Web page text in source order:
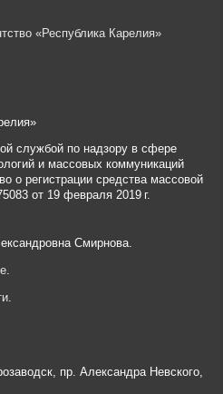
«Республика Карелия»
службой по надзору в сфере
и массовых коммуникаций
о регистрации средства массовой
от 19 февраля 2019 г.
Смирнова.
пр. Александра Невского,